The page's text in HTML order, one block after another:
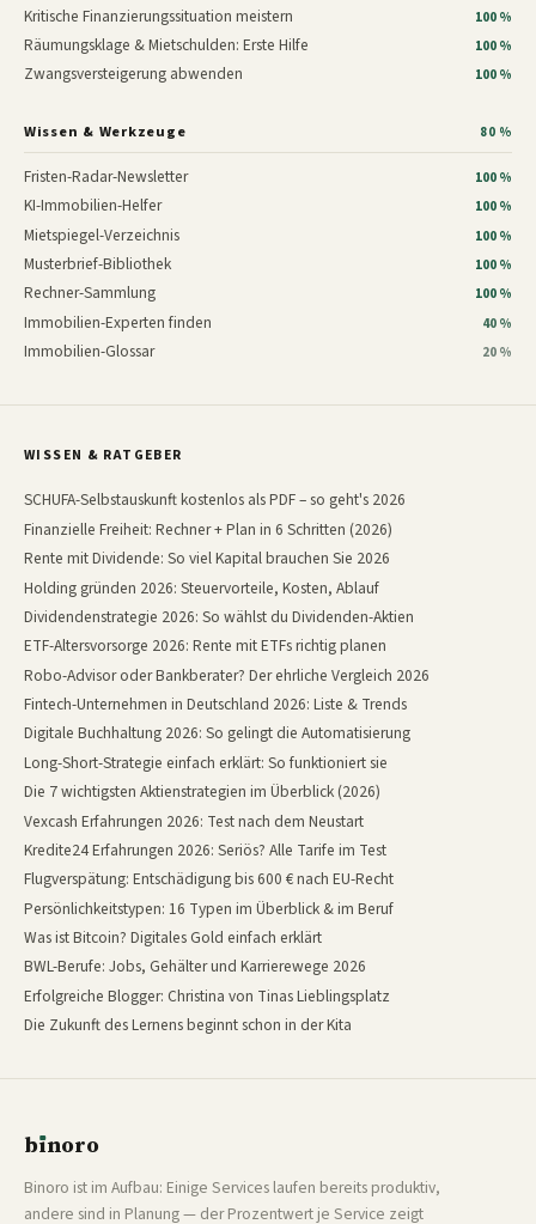
Kritische Finanzierungssituation meistern 100 %
Räumungsklage & Mietschulden: Erste Hilfe 100 %
Zwangsversteigerung abwenden 100 %
Wissen & Werkzeuge 80 %
Fristen-Radar-Newsletter 100 %
KI-Immobilien-Helfer 100 %
Mietspiegel-Verzeichnis 100 %
Musterbrief-Bibliothek 100 %
Rechner-Sammlung 100 %
Immobilien-Experten finden 40 %
Immobilien-Glossar 20 %
WISSEN & RATGEBER
SCHUFA-Selbstauskunft kostenlos als PDF – so geht's 2026
Finanzielle Freiheit: Rechner + Plan in 6 Schritten (2026)
Rente mit Dividende: So viel Kapital brauchen Sie 2026
Holding gründen 2026: Steuervorteile, Kosten, Ablauf
Dividendenstrategie 2026: So wählst du Dividenden-Aktien
ETF-Altersvorsorge 2026: Rente mit ETFs richtig planen
Robo-Advisor oder Bankberater? Der ehrliche Vergleich 2026
Fintech-Unternehmen in Deutschland 2026: Liste & Trends
Digitale Buchhaltung 2026: So gelingt die Automatisierung
Long-Short-Strategie einfach erklärt: So funktioniert sie
Die 7 wichtigsten Aktienstrategien im Überblick (2026)
Vexcash Erfahrungen 2026: Test nach dem Neustart
Kredite24 Erfahrungen 2026: Seriös? Alle Tarife im Test
Flugverspätung: Entschädigung bis 600 € nach EU-Recht
Persönlichkeitstypen: 16 Typen im Überblick & im Beruf
Was ist Bitcoin? Digitales Gold einfach erklärt
BWL-Berufe: Jobs, Gehälter und Karrierewege 2026
Erfolgreiche Blogger: Christina von Tinas Lieblingsplatz
Die Zukunft des Lernens beginnt schon in der Kita
bınoro
Binoro ist im Aufbau: Einige Services laufen bereits produktiv,
andere sind in Planung — der Prozentwert je Service zeigt